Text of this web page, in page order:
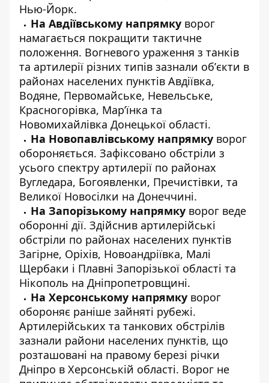
Нью-Йорк.
На Авдіївському напрямку ворог
намагається покращити тактичне
положення. Вогневого ураження з танків
та артилерії різних типів зазнали обʼєкти в
районах населених пунктів Авдіївка,
Водяне, Первомайське, Невельське,
Красногорівка, Мар’їнка та
Новомихайлівка Донецької області.
На Новопавлівському напрямку ворог
обороняється. Зафіксовано обстріли з
усього спектру артилерії по районах
Вугледара, Богоявленки, Пречистівки, та
Великої Новосілки на Донеччині.
На Запорізькому напрямку ворог веде
оборонні дії. Здійснив артилерійські
обстріли по районах населених пунктів
Загірне, Оріхів, Новоандріївка, Малі
Щербаки і Плавні Запорізької області та
Нікополь на Дніпропетровщині.
На Херсонському напрямку ворог
обороняє раніше зайняті рубежі.
Артилерійських та танкових обстрілів
зазнали райони населених пунктів, що
розташовані на правому березі річки
Дніпро в Херсонській області. Ворог не